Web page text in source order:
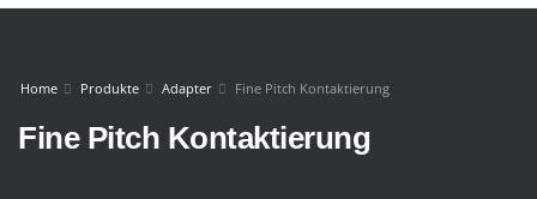
Home Produkte Adapter Fine Pitch Kontaktierung
Fine Pitch Kontaktierung